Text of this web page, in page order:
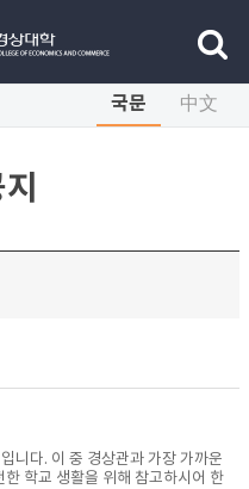
국문 中文
니다. 이 중 경상관과 가장 가까운
학교 생활을 위해 참고하시어 한